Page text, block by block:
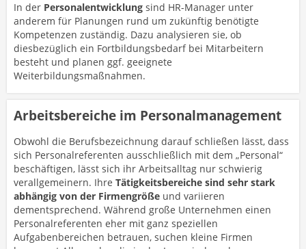
In der Personalentwicklung sind HR-Manager unter
anderem für Planungen rund um zukünftig benötigte
Kompetenzen zuständig. Dazu analysieren sie, ob
diesbezüglich ein Fortbildungsbedarf bei Mitarbeitern
besteht und planen ggf. geeignete
Weiterbildungsmaßnahmen.
Arbeitsbereiche im Personalmanagement
Obwohl die Berufsbezeichnung darauf schließen lässt, dass
sich Personalreferenten ausschließlich mit dem „Personal“
beschäftigen, lässt sich ihr Arbeitsalltag nur schwierig
verallgemeinern. Ihre Tätigkeitsbereiche sind sehr stark
abhängig von der Firmengröße und variieren
dementsprechend. Während große Unternehmen einen
Personalreferenten eher mit ganz speziellen
Aufgabenbereichen betrauen, suchen kleine Firmen